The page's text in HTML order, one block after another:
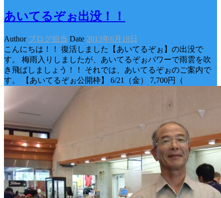
あいてるぞぉ出没！！
Author ブログ担当 Date 2013年6月18日
こんにちは！！ 復活しました【あいてるぞぉ】の出没で
す。 梅雨入りしましたが、あいてるぞぉパワーで雨雲を吹
き飛ばしましょう！！ それでは、あいてるぞぉのご案内で
す。 【あいてるぞぉ公開枠】 6/21（金） 7,700円（